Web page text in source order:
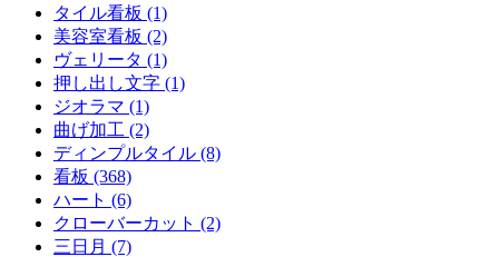
タイル看板 (1)
美容室看板 (2)
ヴェリータ (1)
押し出し文字 (1)
ジオラマ (1)
曲げ加工 (2)
ディンプルタイル (8)
看板 (368)
ハート (6)
クローバーカット (2)
三日月 (7)